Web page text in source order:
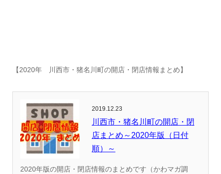
【2020年 川西市・猪名川町の開店・閉店情報まとめ】
2019.12.23
川西市・猪名川町の開店・閉
店まとめ～2020年版（日付
順）～
2020年版の開店・閉店情報のまとめです（かわマガ調